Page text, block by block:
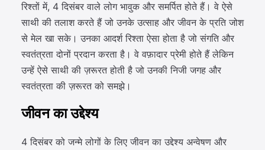
रिश्तों में, 4 दिसंबर वाले लोग भावुक और समर्पित होते हैं। वे ऐसे
साथी की तलाश करते हैं जो उनके उत्साह और जीवन के प्रति जोश
से मेल खा सके। उनका आदर्श रिश्ता ऐसा होता है जो संगति और
स्वतंत्रता दोनों प्रदान करता है। वे वफ़ादार प्रेमी होते हैं लेकिन
उन्हें ऐसे साथी की ज़रूरत होती है जो उनकी निजी जगह और
स्वतंत्रता की ज़रूरत को समझे।
जीवन का उद्देश्य
4 दिसंबर को जन्मे लोगों के लिए जीवन का उद्देश्य अन्वेषण और